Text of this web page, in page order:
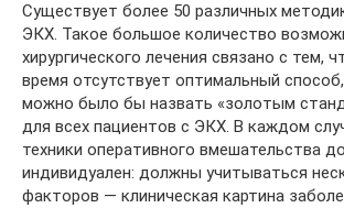
Существует более 50 различных
ЭКХ. Такое большое количество
хирургического лечения связано с тем,
время отсутствует оптимальный
можно было бы назвать «золотым
для всех пациентов с ЭКХ. В каждом
техники оперативного вмешательства
индивидуален: должны учитываться
факторов — клиническая картина